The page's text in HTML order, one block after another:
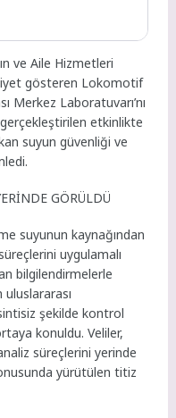
ve Aile Hizmetleri
gösteren Lokomotif
Merkez Laboratuvarı’nı
etkinlikte
suyun güvenliği ve
GÖRÜLDÜ
suyunun kaynağından
uygulamalı
bilgilendirmelerle
şekilde kontrol
konuldu. Veliler,
süreçlerini yerinde
yürütülen titiz